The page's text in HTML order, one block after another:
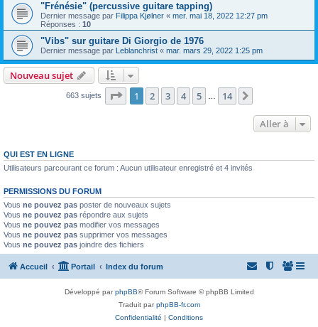
"Frénésie" (percussive guitare tapping)
Dernier message par Filippa Kjølner « mer. mai 18, 2022 12:27 pm
Réponses : 10
"Vibs" sur guitare Di Giorgio de 1976
Dernier message par Leblanchrist « mar. mars 29, 2022 1:25 pm
Nouveau sujet
663 sujets Page 1sur14
1 2 3 4 5 14
Aller à
QUI EST EN LIGNE
Utilisateurs parcourant ce forum : Aucun utilisateur enregistré et 4 invités
PERMISSIONS DU FORUM
Vous ne pouvez pas poster de nouveaux sujets
Vous ne pouvez pas répondre aux sujets
Vous ne pouvez pas modifier vos messages
Vous ne pouvez pas supprimer vos messages
Vous ne pouvez pas joindre des fichiers
Accueil Portail Index du forum
Développé parphpBB® Forum Software © phpBB Limited
Traduit parphpBB-fr.com
Confidentialité | Conditions